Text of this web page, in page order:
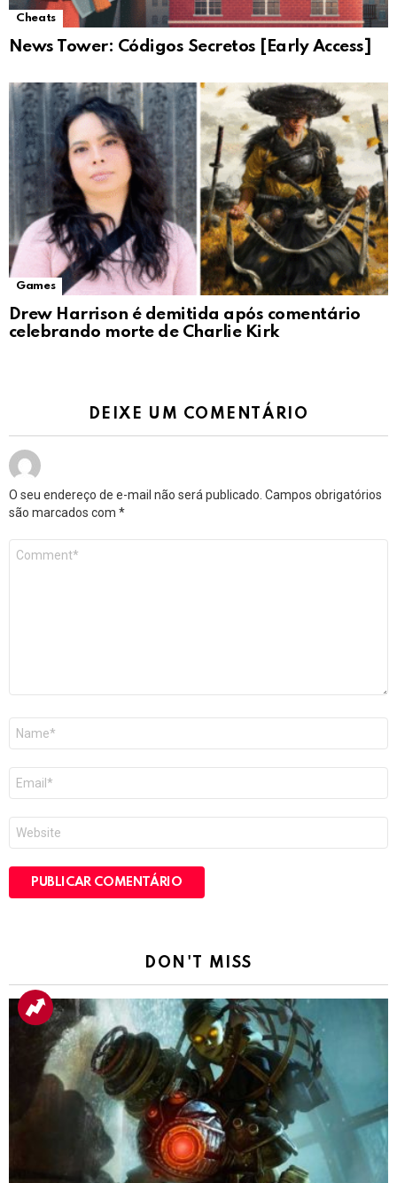
Cheats
News Tower: Códigos Secretos [Early Access]
Games
Drew Harrison é demitida após comentário
celebrando morte de Charlie Kirk
DEIXE UM COMENTÁRIO
O seu endereço de e-mail não será publicado. Campos obrigatórios
são marcados com *
mail
*
DON'T MISS